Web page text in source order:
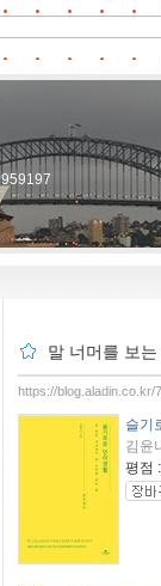
말 너머를 보
https://blog.aladin.co.kr/
슬기
김윤
평점 :